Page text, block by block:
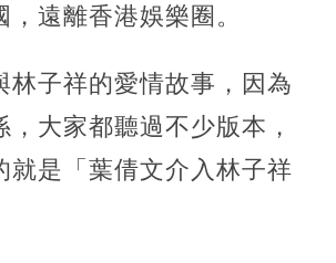
遠離香港娛樂圈。
林子祥的愛情故事，因為
，大家都聽過不少版本，
就是「葉倩文介入林子祥